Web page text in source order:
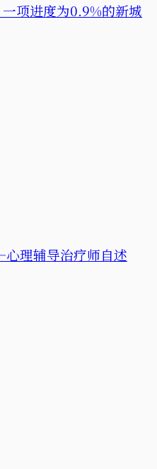
项进度为0.9%的新城
理辅导治疗师自述